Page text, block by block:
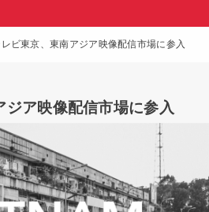
レビ東京、東南アジア映像配信市場に参入
ジア映像配信市場に参入